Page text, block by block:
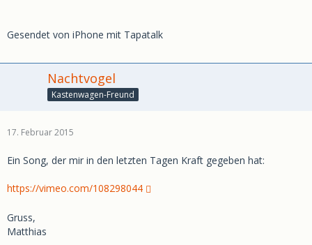
Gesendet von iPhone mit Tapatalk
Nachtvogel
Kastenwagen-Freund
17. Februar 2015
Ein Song, der mir in den letzten Tagen Kraft gegeben hat:
https://vimeo.com/108298044
Gruss,
Matthias